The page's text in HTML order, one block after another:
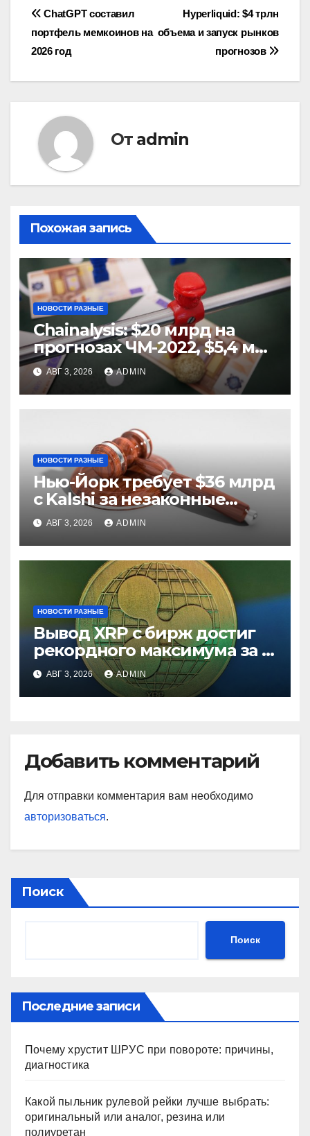
Навигация
по
записям
Hyperliquid: $4 трлн
объема и запуск рынков
прогнозов
ChatGPT составил
портфель мемкоинов на
2026 год
От admin
Похожая запись
НОВОСТИ РАЗНЫЕ
Chainalysis: $20 млрд на
прогнозах ЧМ-2022, $5,4 млн
из них незаконные
АВГ 3, 2026 ADMIN
НОВОСТИ РАЗНЫЕ
Нью-Йорк требует $36 млрд
с Kalshi за незаконные
ставки
АВГ 3, 2026 ADMIN
НОВОСТИ РАЗНЫЕ
Вывод XRP с бирж достиг
рекордного максимума за 5
летАВГ 3, 2026 ADMIN
Добавить комментарий
Для отправки комментария вам необходимо
авторизоваться.
Поиск
Поиск
Последние записи
Почему хрустит ШРУС при повороте: причины,
диагностика
Какой пыльник рулевой рейки лучше выбрать:
оригинальный или аналог, резина или
полиуретан